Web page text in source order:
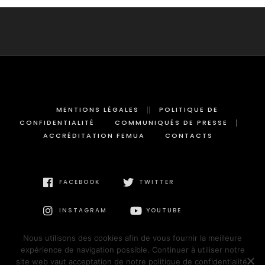
MENTIONS LÉGALES
POLITIQUE DE
CONFIDENTIALITÉ
COMMUNIQUÉS DE PRESSE
ACCRÉDITATION FEMUA
CONTACTS
FACEBOOK TWITTER
INSTAGRAM YOUTUBE
Nous utilisons des cookies afin de vous fournir la meilleure
expérience de navigation possible. Continuer à utiliser notre
site web vaut acceptation de notre politique de confidentialité.